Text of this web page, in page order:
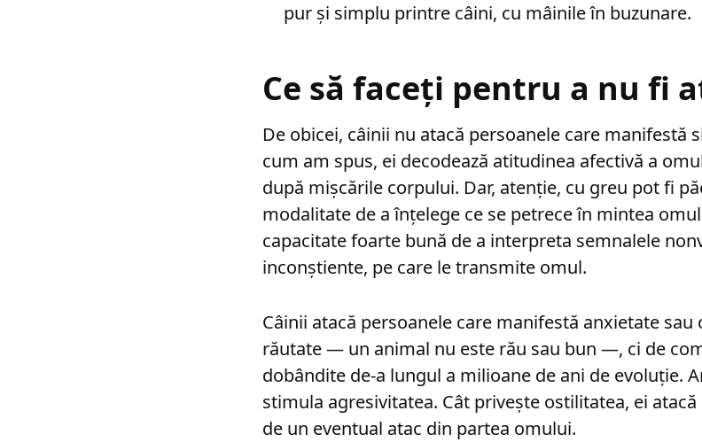
pur și simplu printre câini, cu mâinile în buzunare.
Ce să faceți pentru a nu fi
De obicei, câinii nu atacă persoanele care manifestă
cum am spus, ei decodează atitudinea afectivă a
după mișcările corpului. Dar, atenție, cu greu pot fi
modalitate de a înțelege ce se petrece în mintea
capacitate foarte bună de a interpreta semnalele
inconștiente, pe care le transmite omul.
Câinii atacă persoanele care manifestă anxietate
răutate — un animal nu este rău sau bun —, ci de
dobândite de-a lungul a milioane de ani de evoluție.
stimula agresivitatea. Cât privește ostilitatea, ei
de un eventual atac din partea omului.